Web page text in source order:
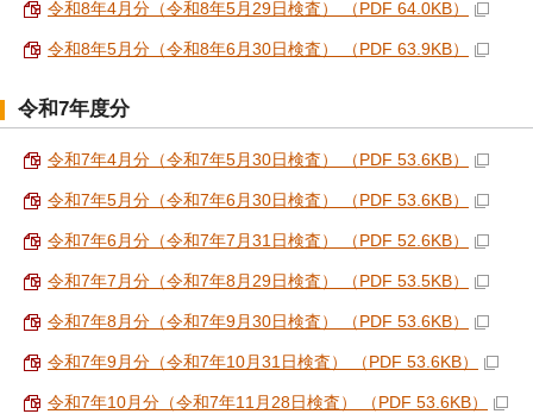
令和8年4月分（令和8年5月29日検査） （PDF 64.0KB）
令和8年5月分（令和8年6月30日検査） （PDF 63.9KB）
令和7年度分
令和7年4月分（令和7年5月30日検査） （PDF 53.6KB）
令和7年5月分（令和7年6月30日検査） （PDF 53.6KB）
令和7年6月分（令和7年7月31日検査） （PDF 52.6KB）
令和7年7月分（令和7年8月29日検査） （PDF 53.5KB）
令和7年8月分（令和7年9月30日検査） （PDF 53.6KB）
令和7年9月分（令和7年10月31日検査） （PDF 53.6KB）
令和7年10月分（令和7年11月28日検査） （PDF 53.6KB）